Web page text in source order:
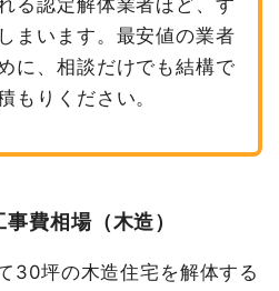
る認定解体業者ほど、す
まいます。最安値の業者
に、相談だけでも結構で
もりください。
費相場（木造）
30坪の木造住宅を解体する